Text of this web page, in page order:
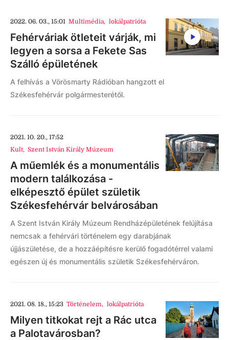
2022. 06. 03., 15:01 Multimédia, lokálpatrióta
Fehérváriak ötleteit várják, mi
legyen a sorsa a Fekete Sas
Szálló épületének
A felhívás a Vörösmarty Rádióban hangzott el
Székesfehérvár polgármesterétől.
2021. 10. 20., 17:52
Kult, Szent István Király Múzeum
A műemlék és a monumentális
modern találkozása -
elképesztő épület születik
Székesfehérvár belvárosában
A Szent István Király Múzeum Rendházépületének felújítása
nemcsak a fehérvári történelem egy darabjának
újjászületése, de a hozzáépítésre kerülő fogadótérrel valami
egészen új és monumentális születik Székesfehérváron.
2021. 08. 18., 15:23 Történelem, lokálpatrióta
Milyen titkokat rejt a Rác utca
a Palotavárosban?